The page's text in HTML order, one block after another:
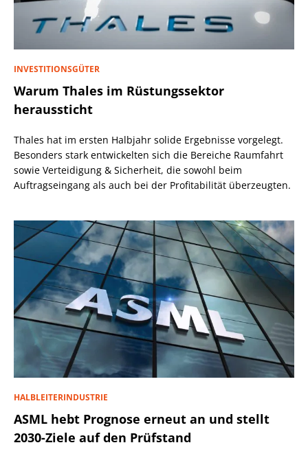
INVESTITIONSGÜTER
Warum Thales im Rüstungssektor
heraussticht
Thales hat im ersten Halbjahr solide Ergebnisse vorgelegt.
Besonders stark entwickelten sich die Bereiche Raumfahrt
sowie Verteidigung & Sicherheit, die sowohl beim
Auftragseingang als auch bei der Profitabilität überzeugten.
HALBLEITERINDUSTRIE
ASML hebt Prognose erneut an und stellt
2030-Ziele auf den Prüfstand